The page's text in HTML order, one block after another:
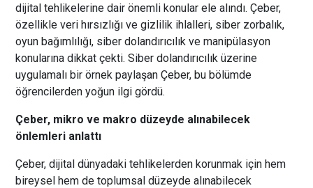
dijital tehlikelerine dair önemli konular ele alındı. Çeber,
özellikle veri hırsızlığı ve gizlilik ihlalleri, siber zorbalık,
oyun bağımlılığı, siber dolandırıcılık ve manipülasyon
konularına dikkat çekti. Siber dolandırıcılık üzerine
uygulamalı bir örnek paylaşan Çeber, bu bölümde
öğrencilerden yoğun ilgi gördü.
Çeber, mikro ve makro düzeyde alınabilecek
önlemleri anlattı
Çeber, dijital dünyadaki tehlikelerden korunmak için hem
bireysel hem de toplumsal düzeyde alınabilecek